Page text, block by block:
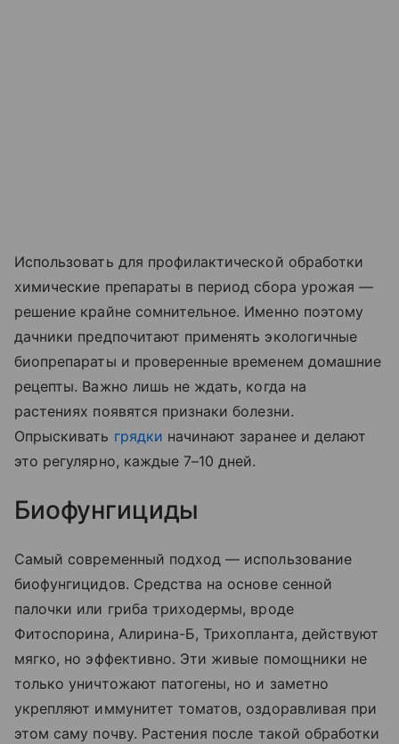
Использовать для профилактической обработки
химические препараты в период сбора урожая —
решение крайне сомнительное. Именно поэтому
дачники предпочитают применять экологичные
биопрепараты и проверенные временем домашние
рецепты. Важно лишь не ждать, когда на
растениях появятся признаки болезни.
Опрыскивать грядки начинают заранее и делают
это регулярно, каждые 7–10 дней.
Биофунгициды
Самый современный подход — использование
биофунгицидов. Средства на основе сенной
палочки или гриба триходермы, вроде
Фитоспорина, Алирина-Б, Трихопланта, действуют
мягко, но эффективно. Эти живые помощники не
только уничтожают патогены, но и заметно
укрепляют иммунитет томатов, оздоравливая при
этом саму почву. Растения после такой обработки